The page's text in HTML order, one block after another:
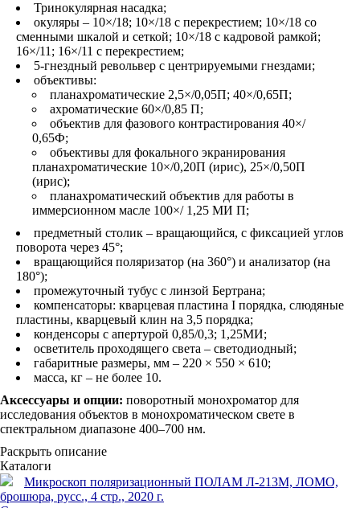
Тринокулярная насадка;
окуляры – 10×/18; 10×/18 с перекрестием; 10×/18 со
сменными шкалой и сеткой; 10×/18 с кадровой рамкой;
16×/11; 16×/11 с перекрестием;
5-гнездный револьвер с центрируемыми гнездами;
объективы:
планахроматические 2,5×/0,05П; 40×/0,65П;
ахроматические 60×/0,85 П;
объектив для фазового контрастирования 40×/
0,65Ф;
объективы для фокального экранирования
планахроматические 10×/0,20П (ирис), 25×/0,50П
(ирис);
планахроматический объектив для работы в
иммерсионном масле 100×/ 1,25 МИ П;
предметный столик – вращающийся, с фиксацией углов
поворота через 45°;
вращающийся поляризатор (на 360°) и анализатор (на
180°);
промежуточный тубус с линзой Бертрана;
компенсаторы: кварцевая пластина I порядка, слюдяные
пластины, кварцевый клин на 3,5 порядка;
конденсоры с апертурой 0,85/0,3; 1,25МИ;
осветитель проходящего света – светодиодный;
габаритные размеры, мм – 220 × 550 × 610;
масса, кг – не более 10.
Аксессуары и опции: поворотный монохроматор для
исследования объектов в монохроматическом свете в
спектральном диапазоне 400–700 нм.
Раскрыть описание
Каталоги
Микроскоп поляризационный ПОЛАМ Л-213М, ЛОМО,
брошюра, русс., 4 стр., 2020 г.